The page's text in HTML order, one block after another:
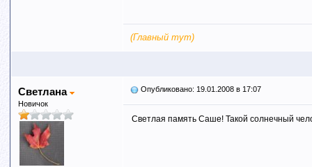
(Главный тут)
Светлана
Новичок
Опубликовано: 19.01.2008 в 17:07
Светлая память Саше! Такой солнечный